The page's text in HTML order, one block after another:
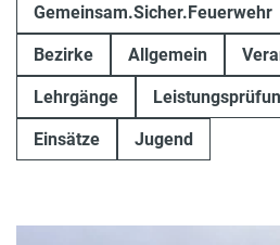
Gemeinsam.Sicher.Feuerwehr
Bezirke Allgemein
Lehrgänge
Einsätze Jugend